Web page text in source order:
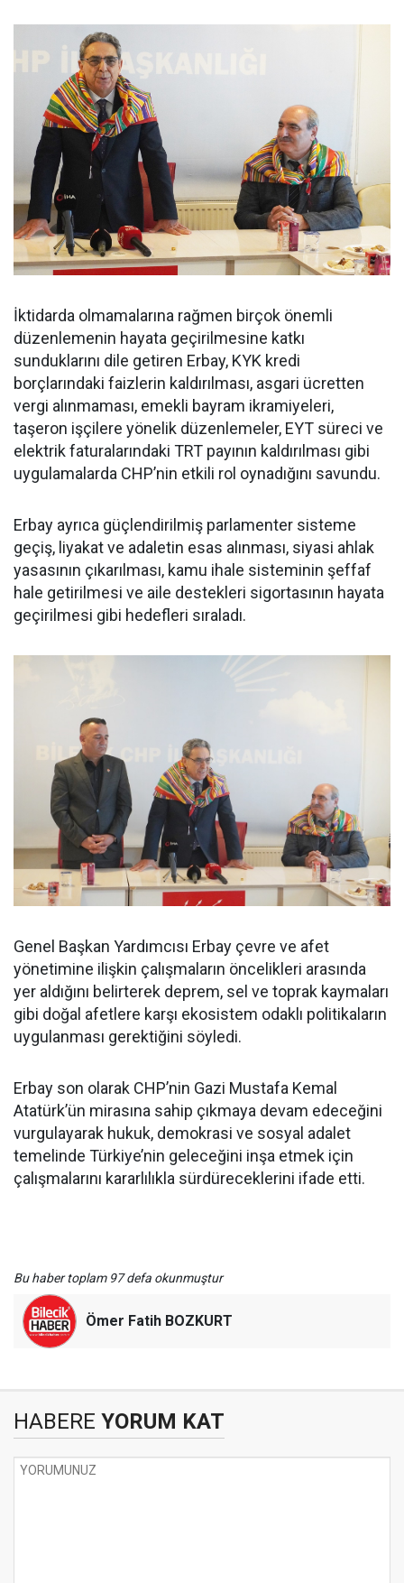
İktidarda olmamalarına rağmen birçok önemli
düzenlemenin hayata geçirilmesine katkı
sunduklarını dile getiren Erbay, KYK kredi
borçlarındaki faizlerin kaldırılması, asgari ücretten
vergi alınmaması, emekli bayram ikramiyeleri,
taşeron işçilere yönelik düzenlemeler, EYT süreci ve
elektrik faturalarındaki TRT payının kaldırılması gibi
uygulamalarda CHP’nin etkili rol oynadığını savundu.
Erbay ayrıca güçlendirilmiş parlamenter sisteme
geçiş, liyakat ve adaletin esas alınması, siyasi ahlak
yasasının çıkarılması, kamu ihale sisteminin şeffaf
hale getirilmesi ve aile destekleri sigortasının hayata
geçirilmesi gibi hedefleri sıraladı.
Genel Başkan Yardımcısı Erbay çevre ve afet
yönetimine ilişkin çalışmaların öncelikleri arasında
yer aldığını belirterek deprem, sel ve toprak kaymaları
gibi doğal afetlere karşı ekosistem odaklı politikaların
uygulanması gerektiğini söyledi.
Erbay son olarak CHP’nin Gazi Mustafa Kemal
Atatürk’ün mirasına sahip çıkmaya devam edeceğini
vurgulayarak hukuk, demokrasi ve sosyal adalet
temelinde Türkiye’nin geleceğini inşa etmek için
çalışmalarını kararlılıkla sürdüreceklerini ifade etti.
Bu haber toplam 97 defa okunmuştur
Ömer Fatih BOZKURT
HABERE YORUM KAT